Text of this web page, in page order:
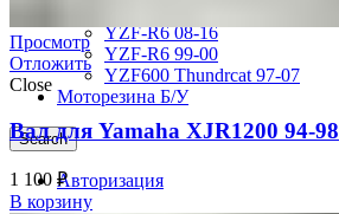
YZF-R6 08-16
YZF-R6 99-00
YZF600 Thundrcat 97-07
Моторезина Б/У
Search
Авторизация
Просмотр
Отложить
Close
Вал для Yamaha XJR1200 94-98
1 100 ₽
В корзину